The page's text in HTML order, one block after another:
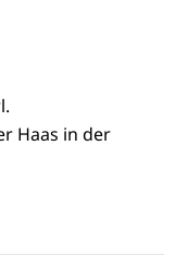
Haas in der